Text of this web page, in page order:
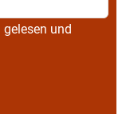
gelesen und